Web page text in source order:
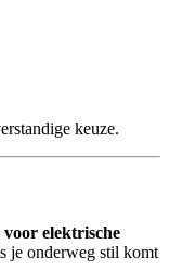
keuze.
elektrische
je onderweg stil komt